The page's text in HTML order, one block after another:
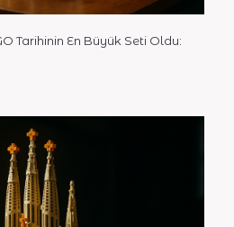
Tarihinin En Büyük Seti Oldu: